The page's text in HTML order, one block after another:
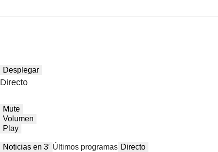
Desplegar
Directo
Mute
Volumen
Play
Noticias en 3′ Últimos programas Directo